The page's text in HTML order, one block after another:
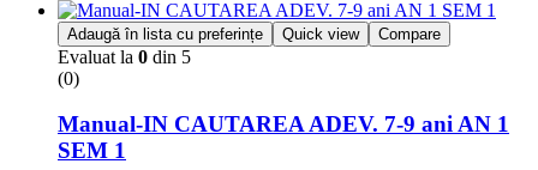
Adaugă în lista cu preferințe Quick view Compare
Evaluat la 0 din 5
(0)
Manual-IN CAUTAREA ADEV. 7-9 ani AN 1
SEM 1